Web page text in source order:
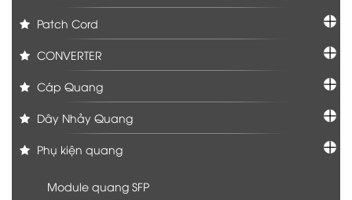
Patch Cord
CONVERTER
Cáp Quang
Dây Nhảy Quang
Phụ kiện quang
Module quang SFP